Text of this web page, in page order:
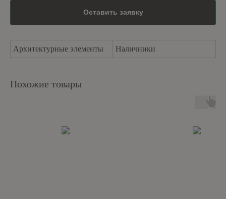
Оставить заявку
Архитектурные элементы Наличники
Похожие товары